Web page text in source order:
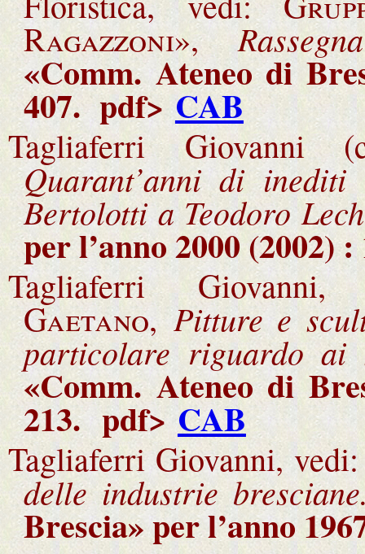
Ragazzoni»,
«Comm. Ateneo di
407.pdf>CAB
Tagliaferri Giovanni
Quarant’anni di inediti
Bertolotti a Teodoro
per l’anno 2000 (2002) :
Tagliaferri
Gaetano, Pitture e
particolare riguardo
«Comm. Ateneo di
213. pdf>CAB
Tagliaferri Giovanni,
delle industrie
Brescia» per l’anno